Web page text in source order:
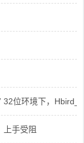
32位环境下，
上手受阻